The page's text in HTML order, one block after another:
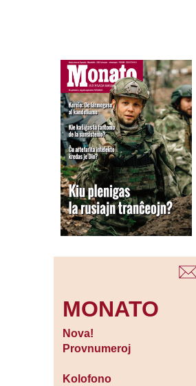
MONATO
Nova!
Provnumeroj
Kolofono